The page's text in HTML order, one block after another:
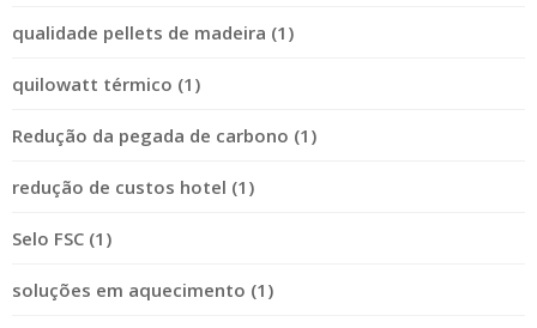
qualidade pellets de madeira (1)
quilowatt térmico (1)
Redução da pegada de carbono (1)
redução de custos hotel (1)
Selo FSC (1)
soluções em aquecimento (1)